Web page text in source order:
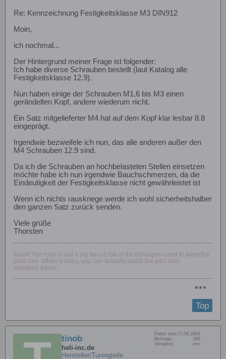
Re: Kennzeichnung Festigkeitsklasse M3 DIN912
Moin,
ich nochmal...
Der Hintergrund meiner Frage ist folgender:
Ich habe diverse Schrauben bestellt (laut Katalog alle
Festigkeitsklasse 12.9).
Nun haben einige der Schrauben M1,6 bis M3 einen
gerändelten Kopf, andere wiederum nicht.
Ein Satz mitgelieferter M4 hat auf dem Kopf klar lesbar 8.8
eingeprägt.
Irgendwie bezweifele ich nun, das alle anderen außer den
M4 Schrauben 12.9 sind.
Da ich die Schrauben an hochbelasteten Stellen einsetzen
möchte habe ich nun irgendwie Bauchschmerzen, da die
Eindeutigkeit der Festigkeitsklasse nicht gewährleistet ist
Wenn ich nichts rauskriege werde ich wohl sicherheitshalber
den ganzen Satz zurück senden.
Viele grüße
Thorsten
&quot;The rotor is just a big fan on top of the helicopter used to keep the
pilot cool. When it stops, you can actually watch the pilot start
sweating.&quot;
Top
tinob
heli-inc.de
Hersteller/Tuningteile
Dabei seit: 17.08.2004
Beiträge:
286
Vorname:
tino